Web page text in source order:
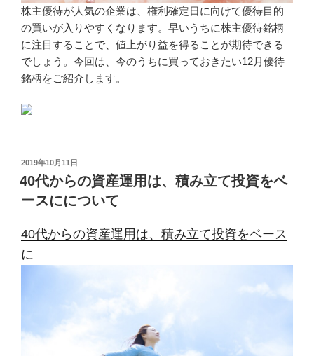
株主優待が人気の企業は、権利確定日に向けて優待目的
の買いが入りやすくなります。早いうちに株主優待銘柄
に注目することで、値上がり益を得ることが期待できる
でしょう。今回は、今のうちに買っておきたい12月優待
銘柄をご紹介します。
投
稿
日:
2019年10月11日
40代からの資産運用は、積み立て投資をベ
ースにについて
40代からの資産運用は、積み立て投資をベース
に